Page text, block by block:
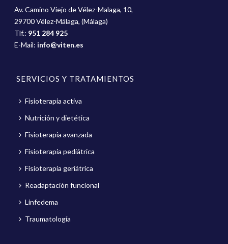
Av. Camino Viejo de Vélez-Malaga, 10,
29700 Vélez-Málaga, (Málaga)
Tlf.: 951 284 925
E-Mail: info@viten.es
SERVICIOS Y TRATAMIENTOS
Fisioterapia activa
Nutrición y dietética
Fisioterapia avanzada
Fisioterapia pediátrica
Fisioterapia geriátrica
Readaptación funcional
Linfedema
Traumatología